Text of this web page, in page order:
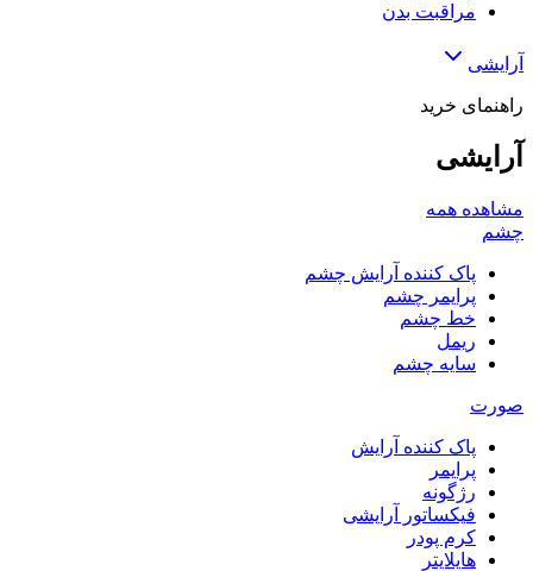
مراقبت بدن
آرایشی
راهنمای خرید
آرایشی
مشاهده همه
چشم
پاک کننده آرایش چشم
پرایمر چشم
خط چشم
ریمل
سایه چشم
صورت
پاک کننده آرایش
پرایمر
رژگونه
فیکساتور آرایشی
کرم پودر
هایلایتر